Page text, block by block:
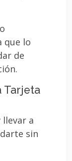
que lo
de
Tarjeta
a
sin